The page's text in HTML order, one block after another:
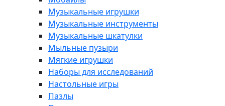
Музыкальные игрушки
Музыкальные инструменты
Музыкальные шкатулки
Мыльные пузыри
Мягкие игрушки
Наборы для исследований
Настольные игры
Пазлы